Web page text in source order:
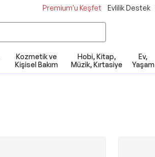
Premium'u Keşfet Evlilik Destek
Kozmetik ve
Kişisel Bakım
Hobi, Kitap,
Müzik, Kırtasiye
Ev,
Yaşam